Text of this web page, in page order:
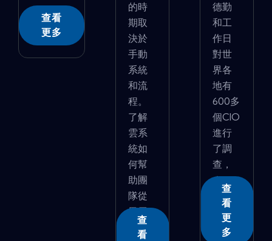
查看
更多
的時
期取
決於
手動
系統
和流
程。
了解
雲系
統如
何幫
助團
隊從
畢馬...
查
看
德勤
和工
作日
對世
界各
地有
600多
個CIO
進行
了調
查，
�...
查
看
更
多